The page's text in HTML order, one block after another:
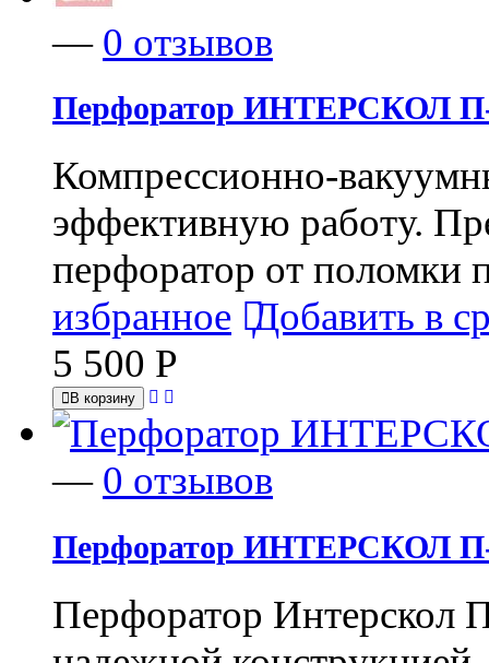
— 0 отзывов
Перфоратор ИНТЕРСКОЛ
Компрессионно-
эффективную работу.
перфоратор от поломки
избранное Добавить в
5 500 Р
В корзину
— 0 отзывов
Перфоратор ИНТЕРСКОЛ
Перфоратор Интерскол